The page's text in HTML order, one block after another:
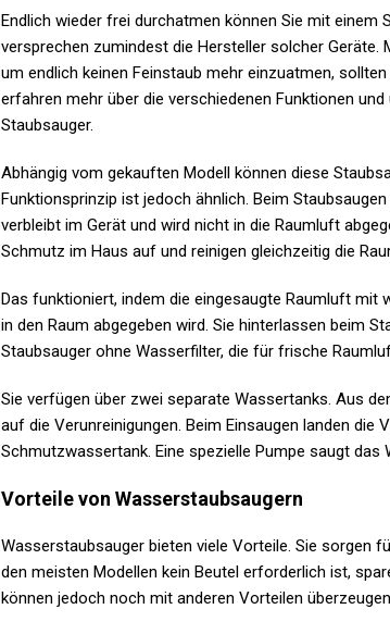
Endlich wieder frei durchatmen können Sie mit einem
versprechen zumindest die Hersteller solcher
um endlich keinen Feinstaub mehr einzuatmen,
erfahren mehr über die verschiedenen Funktionen
Staubsauger.
Abhängig vom gekauften Modell können diese
Funktionsprinzip ist jedoch ähnlich. Beim
verbleibt im Gerät und wird nicht in die Raumluft
Schmutz im Haus auf und reinigen gleichzeitig die
Das funktioniert, indem die eingesaugte Raumluft mit
in den Raum abgegeben wird. Sie hinterlassen beim
Staubsauger ohne Wasserfilter, die für frische
Sie verfügen über zwei separate Wassertanks. Aus
auf die Verunreinigungen. Beim Einsaugen landen die
Schmutzwassertank. Eine spezielle Pumpe saugt das
Vorteile von Wasserstaubsaugern
Wasserstaubsauger bieten viele Vorteile. Sie sorgen
den meisten Modellen kein Beutel erforderlich ist,
können jedoch noch mit anderen Vorteilen